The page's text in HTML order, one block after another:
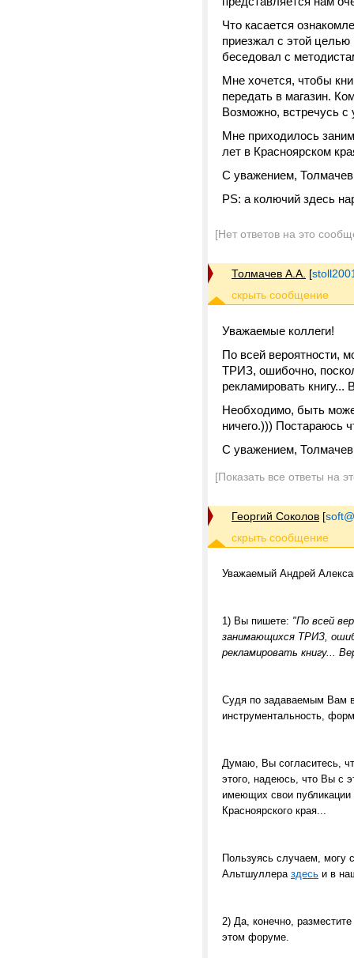
Что касается
приезжал с этой
беседовал с
Мне хочется, чтобы
передать в магазин.
Возможно, встречусь с
Мне приходилось
лет в Красноярском
С уважением,
PS: а колючий здесь
[Нет ответов на это
Толмачев А.А. [
Уважаемые коллеги!
По всей вероятности,
ТРИЗ, ошибочно,
рекламировать книгу...
Необходимо, быть
ничего.))) Постараюсь
С уважением,
[Показать все ответы на
Георгий Соколов [
Уважаемый Андрей
1) Вы пишете: "По всей
занимающихся ТРИЗ,
рекламировать книгу...
Судя по задаваемым Вам
инструментальность,
Думаю, Вы согласитесь,
этого, надеюсь, что Вы с
имеющих свои
Красноярского края...
Пользуясь случаем, могу
Альтшуллера здесь и в
2) Да, конечно,
этом форуме.